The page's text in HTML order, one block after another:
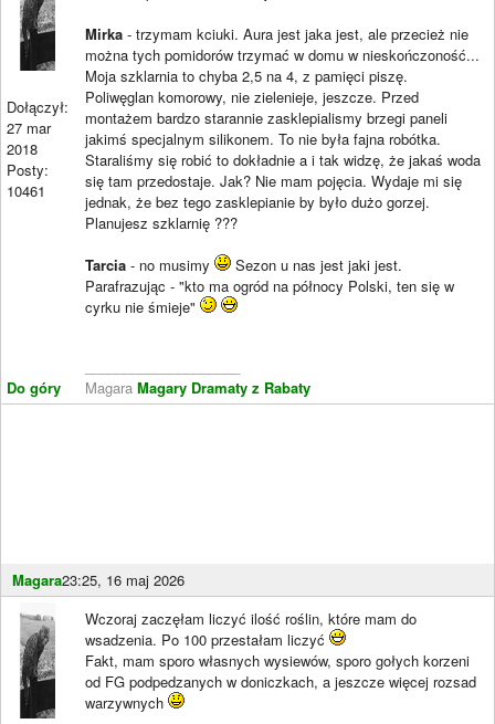
Dołączył:
27 mar
2018
Posty:
10461
Do góry
Mirka - trzymam kciuki. Aura jest jaka jest, ale przecież nie
można tych pomidorów trzymać w domu w nieskończoność...
Moja szklarnia to chyba 2,5 na 4, z pamięci piszę.
Poliwęglan komorowy, nie zielenieje, jeszcze. Przed
montażem bardzo starannie zasklepialismy brzegi paneli
jakimś specjalnym silikonem. To nie była fajna robótka.
Staraliśmy się robić to dokładnie a i tak widzę, że jakaś woda
się tam przedostaje. Jak? Nie mam pojęcia. Wydaje mi się
jednak, że bez tego zasklepianie by było dużo gorzej.
Planujesz szklarnię ???
Tarcia - no musimy
Sezon u nas jest jaki jest.
Parafrazując - "kto ma ogród na północy Polski, ten się w
cyrku nie śmieje"
Magara Magary Dramaty z Rabaty
Magara23:25, 16 maj 2026
Wczoraj zaczęłam liczyć ilość roślin, które mam do
wsadzenia. Po 100 przestałam liczyć
Fakt, mam sporo własnych wysiewów, sporo gołych korzeni
od FG podpedzanych w doniczkach, a jeszcze więcej rozsad
warzywnych